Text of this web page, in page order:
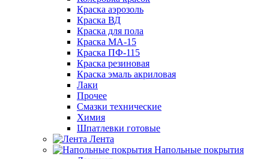
Краска аэрозоль
Краска ВД
Краска для пола
Краска МА-15
Краска ПФ-115
Краска резиновая
Краска эмаль акриловая
Лаки
Прочее
Смазки технические
Химия
Шпатлевки готовые
Лента
Напольные покрытия